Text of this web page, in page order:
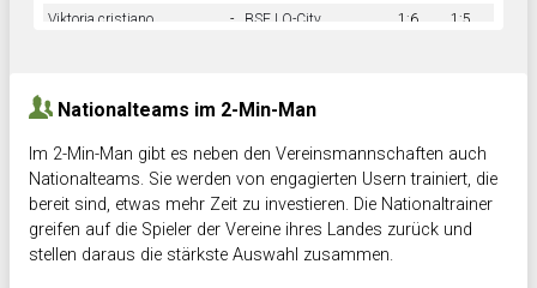
Viktoria cristiano - BSF LO-City 1:6 1:5
Nationalteams im 2-Min-Man
Im 2-Min-Man gibt es neben den Vereinsmannschaften auch
Nationalteams. Sie werden von engagierten Usern trainiert, die
bereit sind, etwas mehr Zeit zu investieren. Die Nationaltrainer
greifen auf die Spieler der Vereine ihres Landes zurück und
stellen daraus die stärkste Auswahl zusammen.